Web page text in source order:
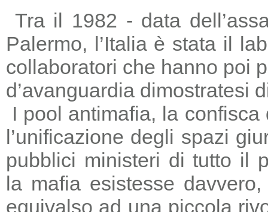
Tra il 1982 - data
Palermo, l’Italia è stata il
collaboratori che hanno poi
d’avanguardia dimostratesi
I pool antimafia, la
l’unificazione degli spazi
pubblici ministeri di tutto il
la mafia esistesse
equivalso ad una piccola